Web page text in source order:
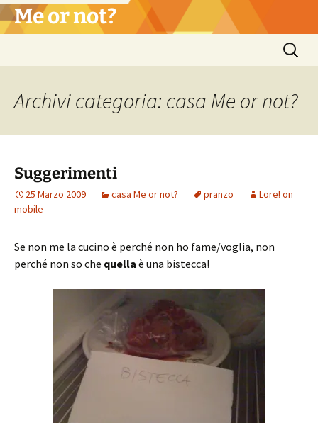
Vai
al Me or not?
Ricerca
per:
Archivi categoria: casa Me or not?
Suggerimenti
25 Marzo 2009 casa Me or not? pranzo
Lore! on
mobile
Se non me la cucino è perché non ho fame/voglia, non
perché non so che quella è una bistecca!